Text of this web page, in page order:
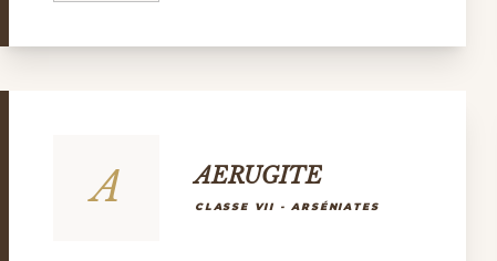
A AERUGITE
CLASSE VII - ARSÉNIATES